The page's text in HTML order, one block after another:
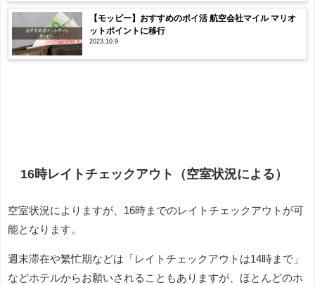
【モッピー】おすすめのポイ活 航空会社マイル マリオ
ットポイントに移行
2023.10.9
16時レイトチェックアウト（空室状況による）
空室状況によりますが、16時までのレイトチェックアウトが可
能となります。
週末滞在や繁忙期などは「レイトチェックアウトは14時まで」
などホテルからお願いされることもありますが、ほとんどのホ